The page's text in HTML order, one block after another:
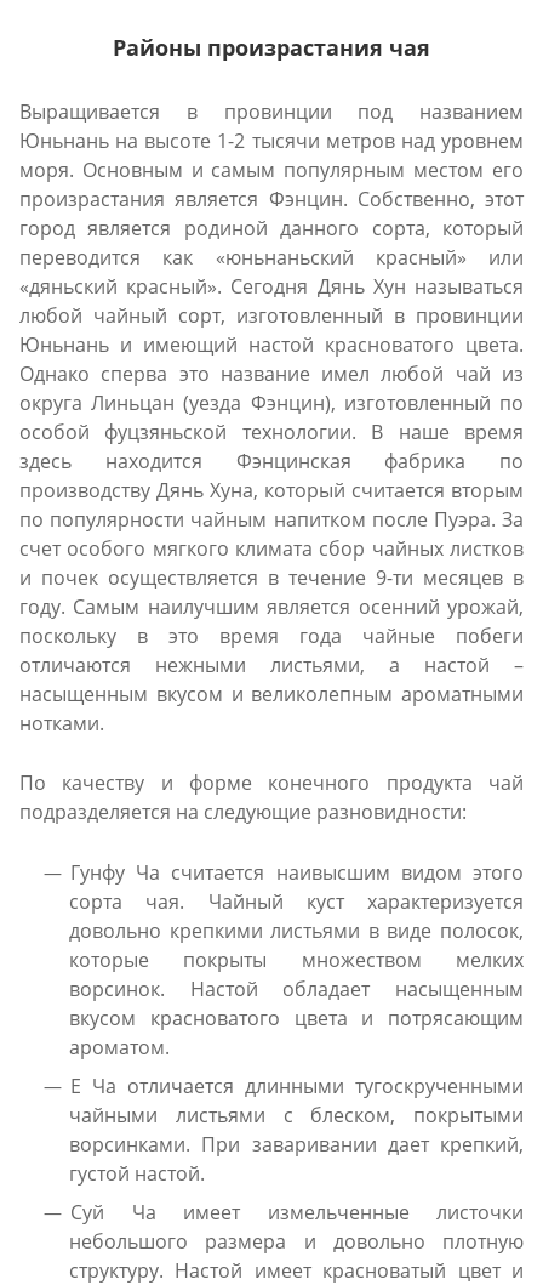
Районы произрастания чая
Выращивается в провинции под названием
Юньнань на высоте 1-2 тысячи метров над уровнем
моря. Основным и самым популярным местом его
произрастания является Фэнцин. Собственно, этот
город является родиной данного сорта, который
переводится как «юньнаньский красный» или
«дяньский красный». Сегодня Дянь Хун называться
любой чайный сорт, изготовленный в провинции
Юньнань и имеющий настой красноватого цвета.
Однако сперва это название имел любой чай из
округа Линьцан (уезда Фэнцин), изготовленный по
особой фуцзяньской технологии. В наше время
здесь находится Фэнцинская фабрика по
производству Дянь Хуна, который считается вторым
по популярности чайным напитком после Пуэра. За
счет особого мягкого климата сбор чайных листков
и почек осуществляется в течение 9-ти месяцев в
году. Самым наилучшим является осенний урожай,
поскольку в это время года чайные побеги
отличаются нежными листьями, а настой –
насыщенным вкусом и великолепным ароматными
нотками.
По качеству и форме конечного продукта чай
подразделяется на следующие разновидности:
Гунфу Ча считается наивысшим видом этого
сорта чая. Чайный куст характеризуется
довольно крепкими листьями в виде полосок,
которые покрыты множеством мелких
ворсинок. Настой обладает насыщенным
вкусом красноватого цвета и потрясающим
ароматом.
Е Ча отличается длинными тугоскрученными
чайными листьями с блеском, покрытыми
ворсинками. При заваривании дает крепкий,
густой настой.
Суй Ча имеет измельченные листочки
небольшого размера и довольно плотную
структуру. Настой имеет красноватый цвет и